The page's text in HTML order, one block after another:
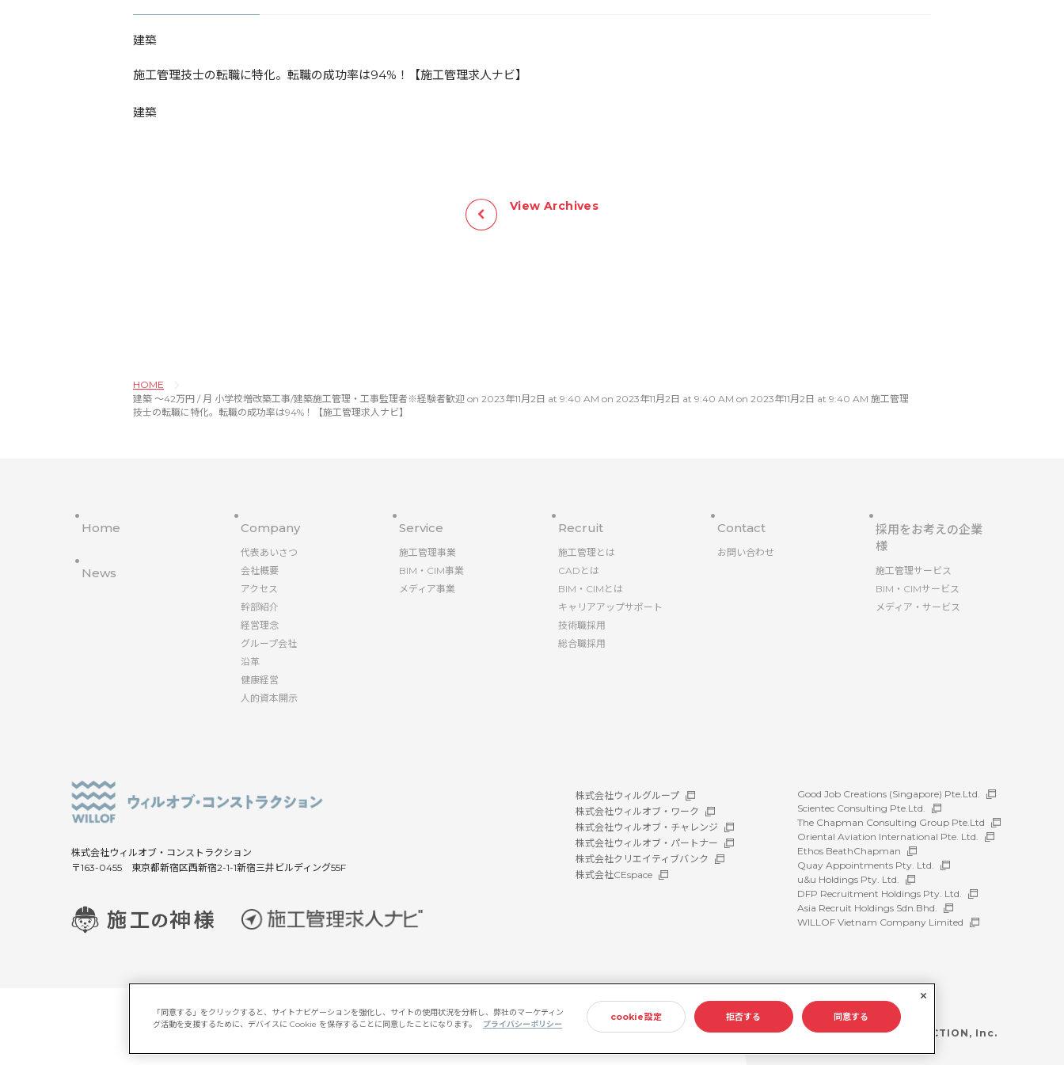
建築
​施工管理技士の転職に特化。転職の成功率は94%！【施工管理求人ナビ】
建築
View Archives
HOME
建築 〜42万円 / 月 小学校増改築工事/建築施工管理・工事監理者※経験者歓迎 on 2023年11月2日 at 9:40 AM on 2023年11月2日 at 9:40 AM on 2023年11月2日 at 9:40 AM 施工管理
技士の転職に特化。転職の成功率は94%！【施工管理求人ナビ】
Home
News
Company
代表あいさつ
会社概要
アクセス
幹部紹介
経営理念
グループ会社
沿革
健康経営
人的資本開示
Service
施工管理事業
BIM・CIM事業
メディア事業
Recruit
施工管理とは
CADとは
BIM・CIMとは
キャリアアップサポート
技術職採用
総合職採用
Contact
お問い合わせ
採用をお考えの企業
様
施工管理サービス
BIM・CIMサービス
メディア・サービス
株式会社ウィルオブ・コンストラクション
〒163-0455 東京都新宿区西新宿2-1-1新宿三井ビルディング55F
株式会社ウィルグループ
株式会社ウィルオブ・ワーク
株式会社ウィルオブ・チャレンジ
株式会社ウィルオブ・パートナー
株式会社クリエイティブバンク
株式会社CEspace
Good Job Creations (Singapore) Pte.Ltd.
Scientec Consulting Pte.Ltd.
The Chapman Consulting Group Pte.Ltd
Oriental Aviation International Pte. Ltd.
Ethos BeathChapman
Quay Appointments Pty. Ltd.
u&u Holdings Pty. Ltd.
DFP Recruitment Holdings Pty. Ltd.
Asia Recruit Holdings Sdn.Bhd.
WILLOF Vietnam Company Limited
情報セキュリティ基本方針 プライバシーポリシー ©WILLOF CONSTRUCTION, Inc.
「同意する」をクリックすると、サイトナビゲーションを強化し、サイトの使用状況を分析し、弊社のマーケティン
グ活動を支援するために、デバイスに Cookie を保存することに同意したことになります。
プライバシーポリシー
cookie設定 拒否する 同意する